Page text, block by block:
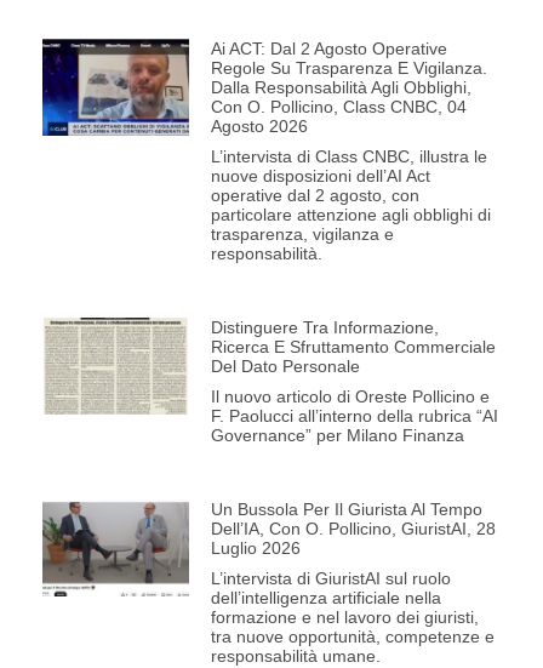
Ai ACT: Dal 2 Agosto Operative
Regole Su Trasparenza E Vigilanza.
Dalla Responsabilità Agli Obblighi,
Con O. Pollicino, Class CNBC, 04
Agosto 2026
L’intervista di Class CNBC, illustra le
nuove disposizioni dell’AI Act
operative dal 2 agosto, con
particolare attenzione agli obblighi di
trasparenza, vigilanza e
responsabilità.
Distinguere Tra Informazione,
Ricerca E Sfruttamento Commerciale
Del Dato Personale
Il nuovo articolo di Oreste Pollicino e
F. Paolucci all’interno della rubrica “AI
Governance” per Milano Finanza
Un Bussola Per Il Giurista Al Tempo
Dell’IA, Con O. Pollicino, GiuristAI, 28
Luglio 2026
L’intervista di GiuristAI sul ruolo
dell’intelligenza artificiale nella
formazione e nel lavoro dei giuristi,
tra nuove opportunità, competenze e
responsabilità umane.